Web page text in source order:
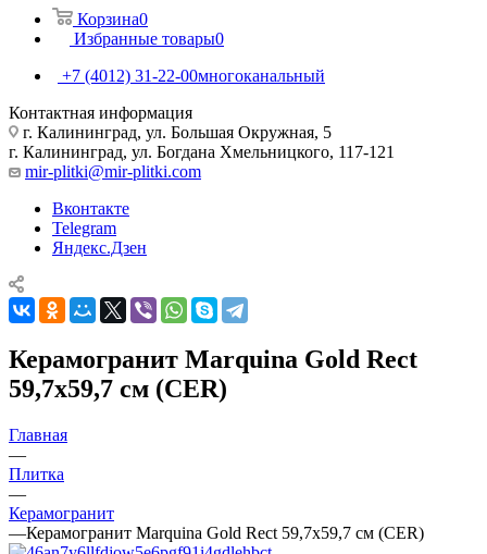
Корзина0
Избранные товары0
+7 (4012) 31-22-00многоканальный
Контактная информация
г. Калининград, ул. Большая Окружная, 5
г. Калининград, ул. Богдана Хмельницкого, 117-121
mir-plitki@mir-plitki.com
Вконтакте
Telegram
Яндекс.Дзен
Керамогранит Marquina Gold Rect
59,7x59,7 см (CER)
Главная
—
Плитка
—
Керамогранит
—Керамогранит Marquina Gold Rect 59,7x59,7 см (CER)